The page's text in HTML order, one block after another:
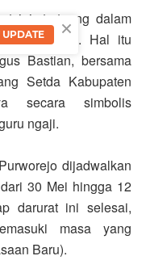
ini, tertuang dalam
4.316/2020. Hal itu
Bastian, bersama
Setda Kabupaten
secara simbolis
ngaji.
dijadwalkan
30 Mei hingga 12
darurat ini selesai,
masa yang
Baru).
×
UPDATE